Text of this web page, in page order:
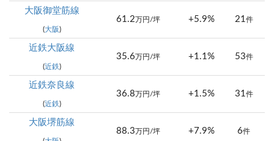
大阪御堂筋線
(大阪 )
61.2 万円/坪 +5.9% 21件
近鉄大阪線
(近鉄)
35.6 万円/坪 +1.1% 53件
近鉄奈良線
(近鉄)
36.8 万円/坪 +1.5% 31件
大阪堺筋線
88.3 万円/坪 +7.9% 6件